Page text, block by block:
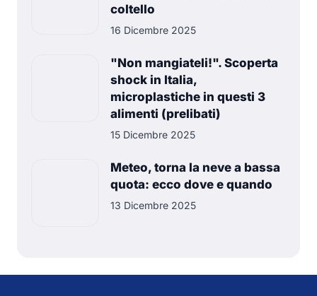
coltello
16 Dicembre 2025
"Non mangiateli!". Scoperta
shock in Italia,
microplastiche in questi 3
alimenti (prelibati)
15 Dicembre 2025
Meteo, torna la neve a bassa
quota: ecco dove e quando
13 Dicembre 2025